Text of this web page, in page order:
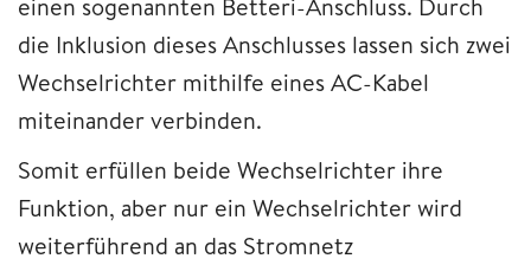
die Inklusion dieses Anschlusses lassen sich zwei
Wechselrichter mithilfe eines AC-Kabel
miteinander verbinden.
Somit erfüllen beide Wechselrichter ihre
Funktion, aber nur ein Wechselrichter wird
weiterführend an das Stromnetz